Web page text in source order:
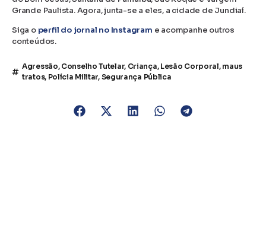
Grande Paulista. Agora, junta-se a eles, a cidade de Jundiaí.
Siga o perfil do jornal no Instagram e acompanhe outros
conteúdos.
Agressão, Conselho Tutelar, Criança, Lesão Corporal, maus
tratos, Polícia Militar, Segurança Pública